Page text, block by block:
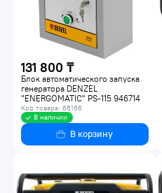
131 800 ₸
Блок автоматического запуска
генератора DENZEL
"ENERGOMATIC" PS-115 946714
Код товара: 66166
В наличии
В корзину